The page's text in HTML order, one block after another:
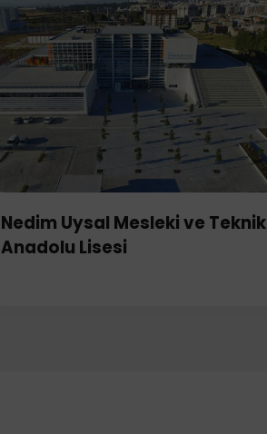
Nedim Uysal Mesleki ve Teknik
Anadolu Lisesi